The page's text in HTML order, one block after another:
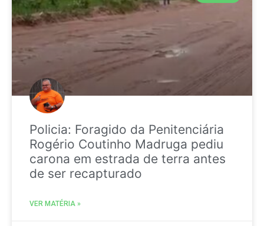
Policia: Foragido da Penitenciária
Rogério Coutinho Madruga pediu
carona em estrada de terra antes
de ser recapturado
VER MATÉRIA »